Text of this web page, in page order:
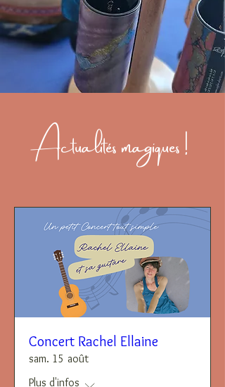
Actualités magiques !
Concert Rachel Ellaine
sam. 15 août
Plus d'infos